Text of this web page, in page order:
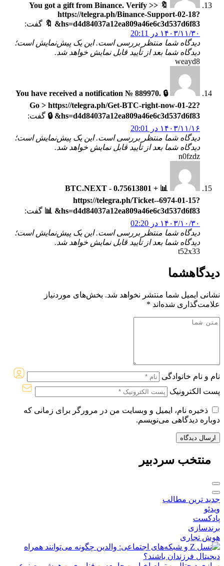
🔖 You got a gift from Binance. Verify >>
https://telegra.ph/Binance-Support-02-18?
hs=d4d84037a12ea809a46e6c3d537d6f83& 🔖
گفت:
۱۴۰۳/۱۱/۳۰ در 20:11
دیدگاه شما منتظر بررسی است. این یک پیش‌نمایش است؛
دیدگاه شما بعد از تأیید قابل نمایش خواهد شد.
weayd8
🔒 You have received a notification № 889970.
Go > https://telegra.ph/Get-BTC-right-now-01-22?
hs=d4d84037a12ea809a46e6c3d537d6f83& 🔒
گفت:
۱۴۰۳/۱۱/۱۶ در 20:01
دیدگاه شما منتظر بررسی است. این یک پیش‌نمایش است؛
دیدگاه شما بعد از تأیید قابل نمایش خواهد شد.
n0fzdz
📊 + 0.75613801 BTC.NEXT -
https://telegra.ph/Ticket--6974-01-15?
hs=d4d84037a12ea809a46e6c3d537d6f83& 📊
گفت:
۱۴۰۳/۱۰/۳۰ در 02:20
دیدگاه شما منتظر بررسی است. این یک پیش‌نمایش است؛
دیدگاه شما بعد از تأیید قابل نمایش خواهد شد.
t52x33
دیدگاهشما
نشانی ایمیل شما منتشر نخواهد شد. بخش‌های موردنیاز
علامت‌گذاری شده‌اند *
نام و نام خانوادگی
پست الکترونیک
ذخیره نام، ایمیل و وبسایت من در مرورگر برای زمانی که
دوباره دیدگاهی می‌نویسم.
منتخب سردبیر
جدید ترین مطالب
ویدئو
پادکست
برندسازی
هوش تجاری